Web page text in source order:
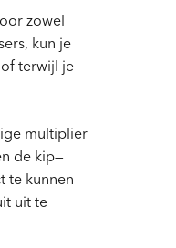
zowel
kun je
terwijl je
multiplier
de kip—
te kunnen
uit te